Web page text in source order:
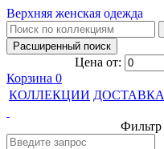
Верхняя женская одежда
Цена от:
Корзина 0
КОЛЛЕКЦИИ ДОСТАВКА
Фильтр